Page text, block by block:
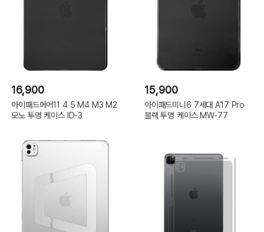
16,900
아이패드에어11 4 5 M4 M3 M2
모노 투명 케이스 ID-3
15,900
아이패드미니6 7세대 A17 Pro
블랙 투명 케이스 MW-77